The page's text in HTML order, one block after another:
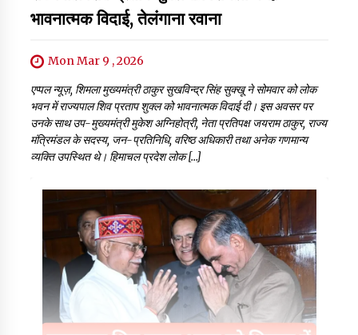
भावनात्मक विदाई, तेलंगाना रवाना
Mon Mar 9 , 2026
एप्पल न्यूज़, शिमला मुख्यमंत्री ठाकुर सुखविन्द्र सिंह सुक्खू ने सोमवार को लोक
भवन में राज्यपाल शिव प्रताप शुक्ल को भावनात्मक विदाई दी। इस अवसर पर
उनके साथ उप-मुख्यमंत्री मुकेश अग्निहोत्री, नेता प्रतिपक्ष जयराम ठाकुर, राज्य
मंत्रिमंडल के सदस्य, जन-प्रतिनिधि, वरिष्ठ अधिकारी तथा अनेक गणमान्य
व्यक्ति उपस्थित थे। हिमाचल प्रदेश लोक […]